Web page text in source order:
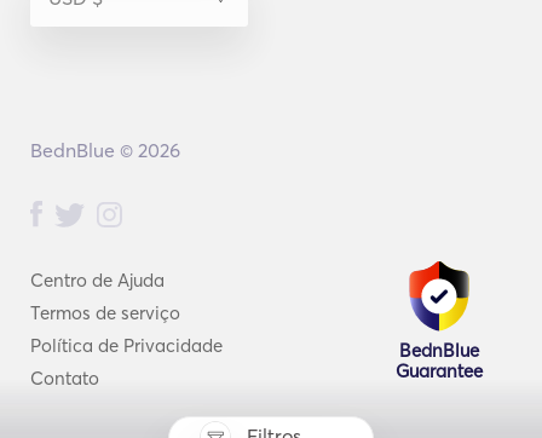
Centro de Ajuda
Termos de serviço
Política de Privacidade
Contato
BednBlue
Guarantee
BednBlue © 2026